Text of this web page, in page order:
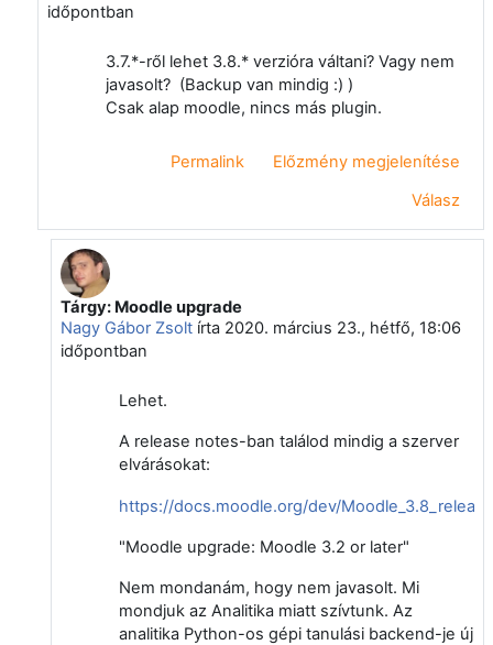
időpontban
3.7.*-ről lehet 3.8.* verzióra váltani? Vagy nem
javasolt? (Backup van mindig :) )
Csak alap moodle, nincs más plugin.
Permalink
Előzmény megjelenítése
Válasz
Válasz erre: Makó Gábor
Tárgy: Moodle upgrade
Nagy Gábor Zsoltírta 2020. március 23., hétfő, 18:06
időpontban
Lehet.
A release notes-ban találod mindig a szerver
elvárásokat:
https://docs.moodle.org/dev/
"Moodle upgrade: Moodle 3.2 or later"
Nem mondanám, hogy nem javasolt. Mi
mondjuk az Analitika miatt szívtunk. Az
analitika Python-os gépi tanulási backend-je új